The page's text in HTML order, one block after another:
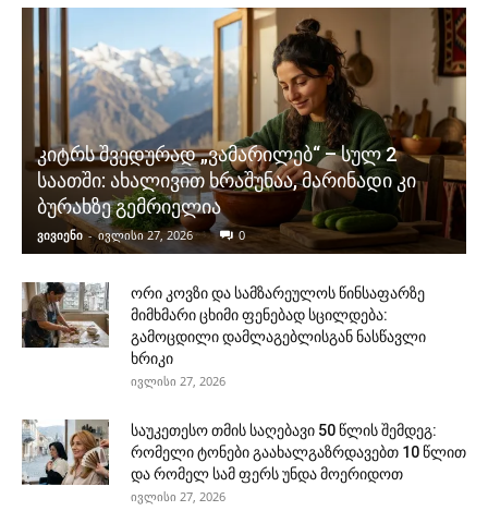
კიტრს შვედურად „ვამარილებ“ – სულ 2
საათში: ახალივით ხრაშუნაა, მარინადი კი
ბურახზე გემრიელია
ვივიენი - ივლისი 27, 2026 0
ორი კოვზი და სამზარეულოს წინსაფარზე
მიმხმარი ცხიმი ფენებად სცილდება:
გამოცდილი დამლაგებლისგან ნასწავლი
ხრიკი
ივლისი 27, 2026
საუკეთესო თმის საღებავი 50 წლის შემდეგ:
რომელი ტონები გაახალგაზრდავებთ 10 წლით
და რომელ სამ ფერს უნდა მოერიდოთ
ივლისი 27, 2026